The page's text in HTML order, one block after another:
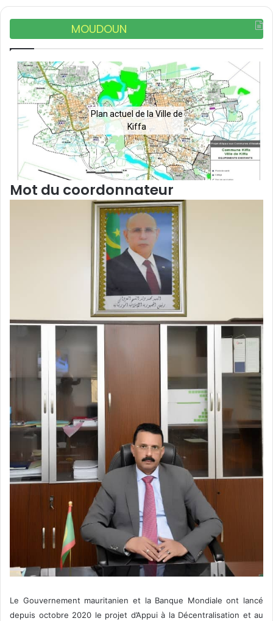
MOUDOUN
Plan actuel de la Ville de
Kiffa
Mot du coordonnateur
Le Gouvernement mauritanien et la Banque Mondiale ont lancé
depuis octobre 2020 le projet d’Appui à la Décentralisation et au